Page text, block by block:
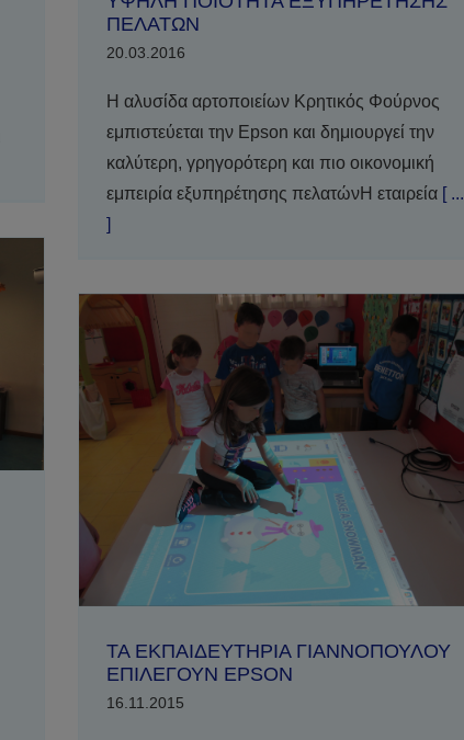
ΠΕΛΑΤΩΝ
20.03.2016
Η αλυσίδα αρτοποιείων Κρητικός Φούρνος
εμπιστεύεται την Epson και δημιουργεί την
καλύτερη, γρηγορότερη και πιο οικονομική
εμπειρία εξυπηρέτησης πελατώνΗ εταιρεία[ ...
]
ΤΑ ΕΚΠΑΙΔΕΥΤΗΡΙΑ ΓΙΑΝΝΟΠΟΥΛΟΥ
ΕΠΙΛΕΓΟΥΝ EPSON
16.11.2015